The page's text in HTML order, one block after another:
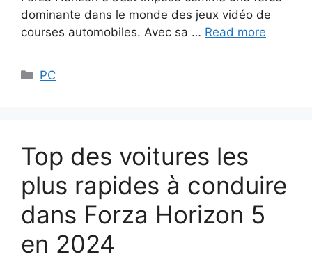
dominante dans le monde des jeux vidéo de
courses automobiles. Avec sa … Read more
Categories
PC
Top des voitures les
plus rapides à conduire
dans Forza Horizon 5
en 2024